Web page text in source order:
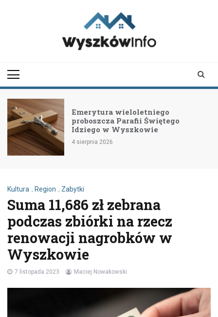
Emerytura wieloletniego
proboszcza Parafii Świętego
Idziego w Wyszkowie
4 sierpnia 2026
Kultura , Region , Zabytki
Suma 11,686 zł zebrana
podczas zbiórki na rzecz
renowacji nagrobków w
Wyszkowie
7 listopada 2023 Maciej Nowakowski